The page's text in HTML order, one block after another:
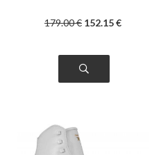
179.00€ 152.15€